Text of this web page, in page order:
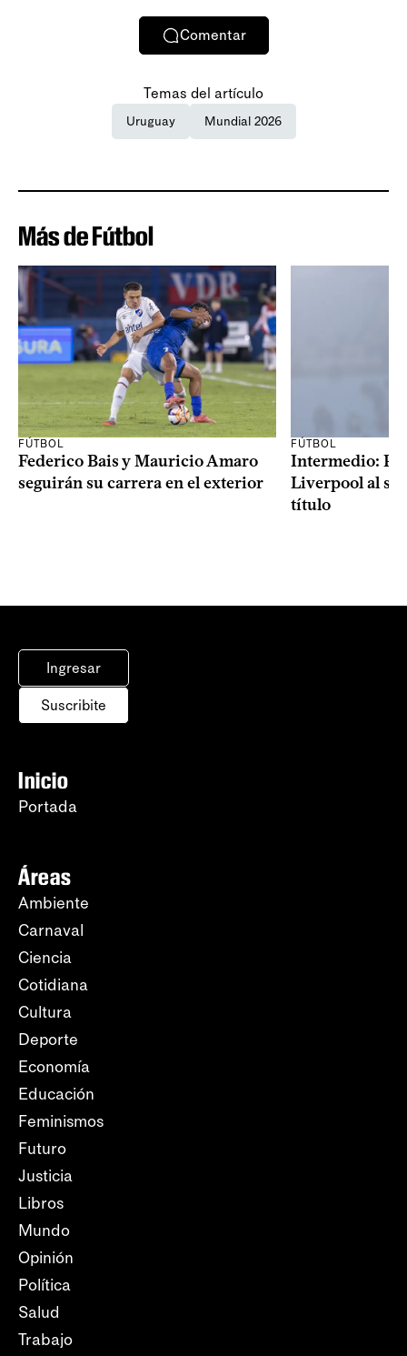
Comentar
Temas del artículo
Uruguay Mundial 2026
Más de Fútbol
FÚTBOL
Federico Bais y Mauricio Amaro
seguirán su carrera en el exterior
FÚTBOL
Intermedio:
Liverpool al
título
Ingresar
Suscribite
Inicio
Portada
Áreas
Ambiente
Carnaval
Ciencia
Cotidiana
Cultura
Deporte
Economía
Educación
Feminismos
Futuro
Justicia
Libros
Mundo
Opinión
Política
Salud
Trabajo